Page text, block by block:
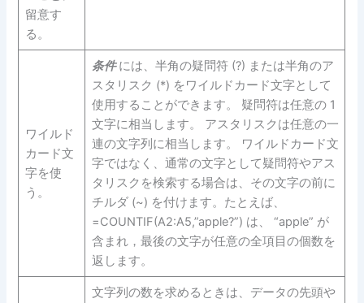
留意す
る。
ワイルド
カード文
字を使
う。
条件 には、半角の疑問符 (?) または半角のア
スタリスク (*) をワイルドカード文字として
使用することができます。 疑問符は任意の 1
文字に相当します。 アスタリスクは任意の一
連の文字列に相当します。 ワイルドカード文
字ではなく、通常の文字として疑問符やアス
タリスクを検索する場合は、その文字の前に
チルダ (~) を付けます。たとえば、
=COUNTIF(A2:A5,”apple?”) は、 “apple” が
含まれ，最後の文字が任意の全項目の個数を
返します。
文字列の数を求めるときは、データの先頭や